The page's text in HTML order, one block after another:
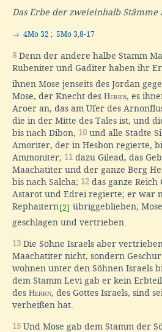
Das Erbe der zweieinhalb
→ 4Mo 32 ; 5Mo 3,8-17
8 Denn der andere halbe Stamm
Rubeniter und Gaditer haben ihr
ihnen Mose jenseits des Jordan
Mose, der Knecht des Herrn, es
Aroer an, das am Ufer des
die in der Mitte des Tales ist, und
bis nach Dibon, 10 und alle Städte
Amoriter, der in Hesbon regierte,
Ammoniter; 11 dazu Gilead, das
Maachatiter und der ganze Berg
bis nach Salcha; 12 das ganze Reich
Astarot und Edrei regierte; er war
Rephaitern [2] übriggeblieben;
geschlagen und vertrieben.
13 Die Söhne Israels aber
Maachatiter nicht, sondern
wohnen unter den Söhnen Israels
dem Stamm Levi gab er kein
des Herrn, des Gottes Israels, sind
verheißen hat.
15 Und Mose gab dem Stamm der